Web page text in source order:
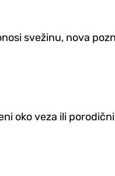
svežinu, nova
oko veza ili